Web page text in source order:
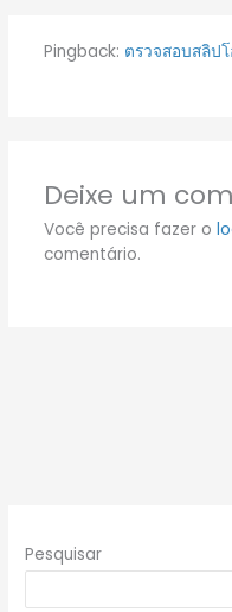
Pingback: ตรวจสอบสลิป
Deixe um
Você precisa fazer o
comentário.
Pesquisar